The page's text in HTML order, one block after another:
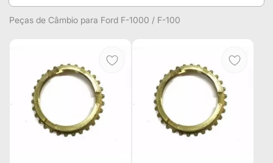
Peças de Câmbio para Ford F-1000 / F-100